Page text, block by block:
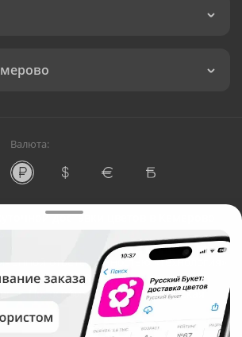
Валюта:
доставки цветов в Кемерово
ответственностью «Технология»
ИНН: 5410081997
г. Новосибирск, ул. Ипподромская,